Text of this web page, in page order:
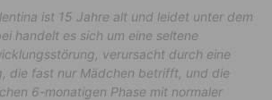
ist 15 Jahre alt und leidet unter dem
handelt es sich um eine seltene
verursacht durch eine
die fast nur Mädchen betrifft, und die
6-monatigen Phase mit normaler